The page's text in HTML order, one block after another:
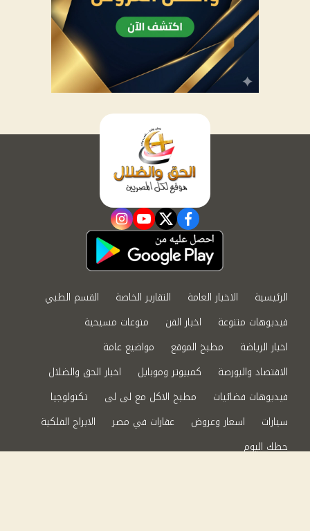
facebook
twitter
youtube
instagram
الرئيسية الاخبار العامة التقارير الخاصة
القسم الطبي
فيديوهات متنوعة
اخبار الفن
منوعات مسيحية
اخبار الرياضة
مطبخ الموقع
مواضيع عامة
الاقتصاد والبورصة
كمبيوتر وموبايل
اخبار الحق والضلال
فيديوهات فضائيات
مطبخ الاكل مع لى لى
تكنولوجيا
سيارات
اسعار وعروض عقارات في مصر
الابراج الفلكية
حظك اليوم